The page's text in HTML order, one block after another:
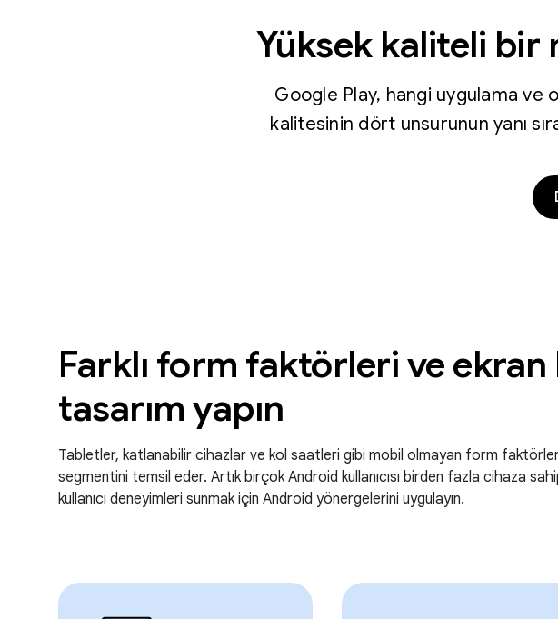
Yüksek kaliteli bir
Google Play, hangi uygulama ve
kalitesinin dört unsurunun yanı
Farklı form faktörleri ve ekran
tasarım yapın
Tabletler, katlanabilir cihazlar ve kol saatleri gibi mobil olmayan form
segmentini temsil eder. Artık birçok Android kullanıcısı birden fazla cihaza
kullanıcı deneyimleri sunmak için Android yönergelerini uygulayın.